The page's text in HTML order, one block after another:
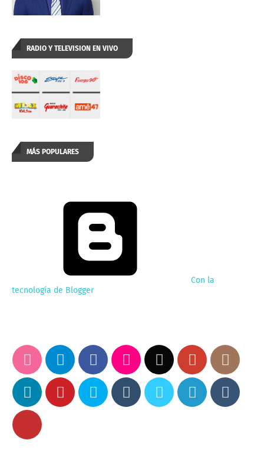
RADIO Y TELEVISION EN VIVO
MÁS POPULARES
Con la
tecnología de Blogger